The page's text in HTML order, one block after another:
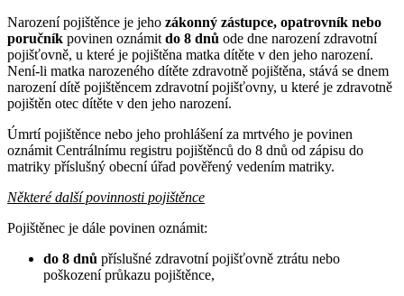
Narození pojištěnce je jeho zákonný zástupce, opatrovník nebo
poručník povinen oznámit do 8 dnů ode dne narození zdravotní
pojišťovně, u které je pojištěna matka dítěte v den jeho narození.
Není-li matka narozeného dítěte zdravotně pojištěna, stává se dnem
narození dítě pojištěncem zdravotní pojišťovny, u které je zdravotně
pojištěn otec dítěte v den jeho narození.
Úmrtí pojištěnce nebo jeho prohlášení za mrtvého je povinen
oznámit Centrálnímu registru pojištěnců do 8 dnů od zápisu do
matriky příslušný obecní úřad pověřený vedením matriky.
Některé další povinnosti pojištěnce
Pojištěnec je dále povinen oznámit:
do 8 dnů příslušné zdravotní pojišťovně ztrátu nebo
poškození průkazu pojištěnce,